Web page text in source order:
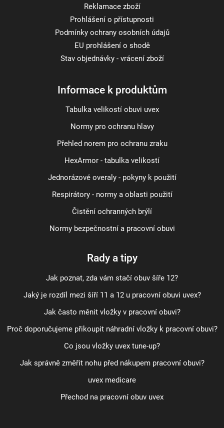
Reklamace zboží
Prohlášení o přístupnosti
Podmínky ochrany osobních údajů
EU prohlášení o shodě
Stav objednávky - vrácení zboží
Informace k produktům
Tabulka velikostí obuvi uvex
Normy pro ochranu hlavy
Přehled norem pro ochranu zraku
HexArmor - tabulka velikostí
Jednorázové overaly - pokyny k použití
Respirátory - normy a oblasti použití
Čistění ochranných brýlí
Normy bezpečnostní a pracovní obuvi
Rady a tipy
Jak poznat, zda vám stačí obuv šíře 12?
Jaký je rozdíl mezi šíří 11 a 12 u pracovní obuvi uvex?
Jak často měnit vložky v pracovní obuvi?
Proč doporučujeme přikoupit náhradní vložky k pracovní obuvi?
Co jsou vložky uvex tune-up?
Jak správně změřit nohu před nákupem pracovní obuvi?
uvex medicare
Přechod na pracovní obuv uvex